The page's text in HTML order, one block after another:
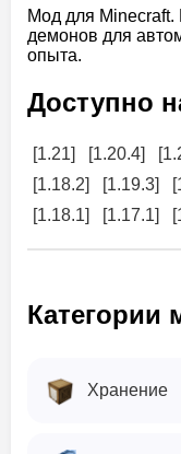
Мод для Minecraft.
демонов для
опыта.
Доступно
[1.21] [1.20.4]
[1.18.2]
[1.19.3]
[1.18.1]
[1.17.1]
Категории
Хранение